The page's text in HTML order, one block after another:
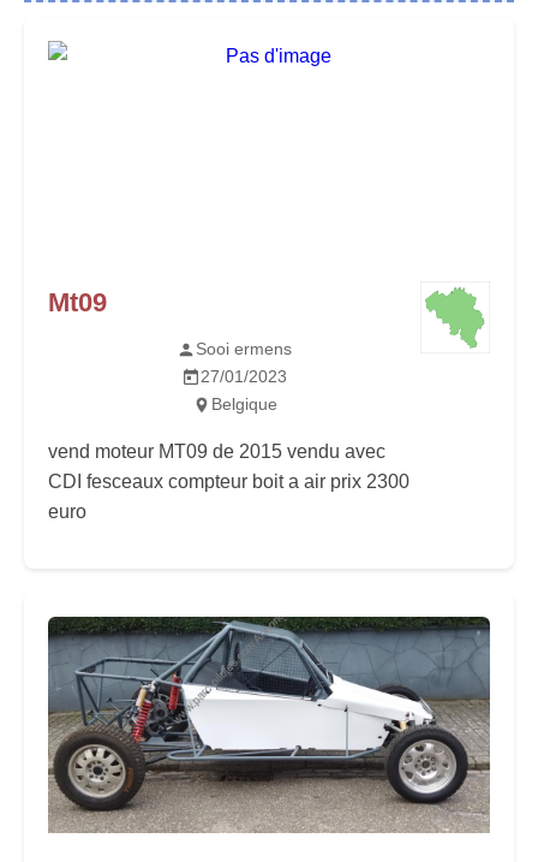
Mt09
Sooi ermens
27/01/2023
Belgique
vend moteur MT09 de 2015 vendu avec
CDI fesceaux compteur boit a air prix 2300
euro